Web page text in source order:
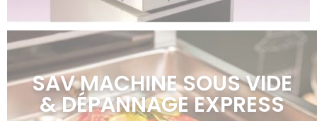
SAV MACHINE SOUS VIDE
& DÉPANNAGE EXPRESS